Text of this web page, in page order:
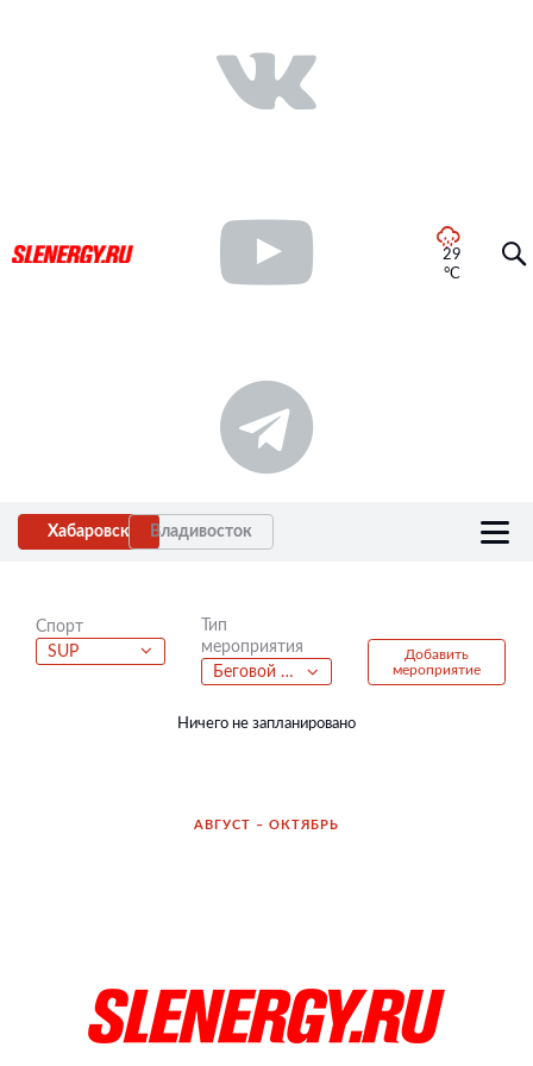
29
°C
Хабаровск Владивосток
Спорт
SUP
Тип
мероприятия
Беговой полумарафон
Добавить
мероприятие
Ничего не запланировано
АВГУСТ – ОКТЯБРЬ